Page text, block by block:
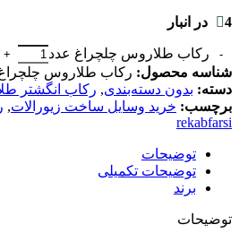
4 در انبار
رکاب طلاروس چلچراغ عدد
شناسه محصول: رکاب طلاروس
دسته: بدون دسته‌بندی, رکاب انگشتر
برچسب: خرید وسایل ساخت زیورالات,
rekabfarsi
توضیحات
توضیحات تکمیلی
برند
توضیحات